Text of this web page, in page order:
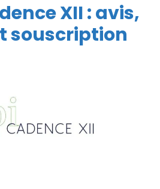
XII : avis,
souscription